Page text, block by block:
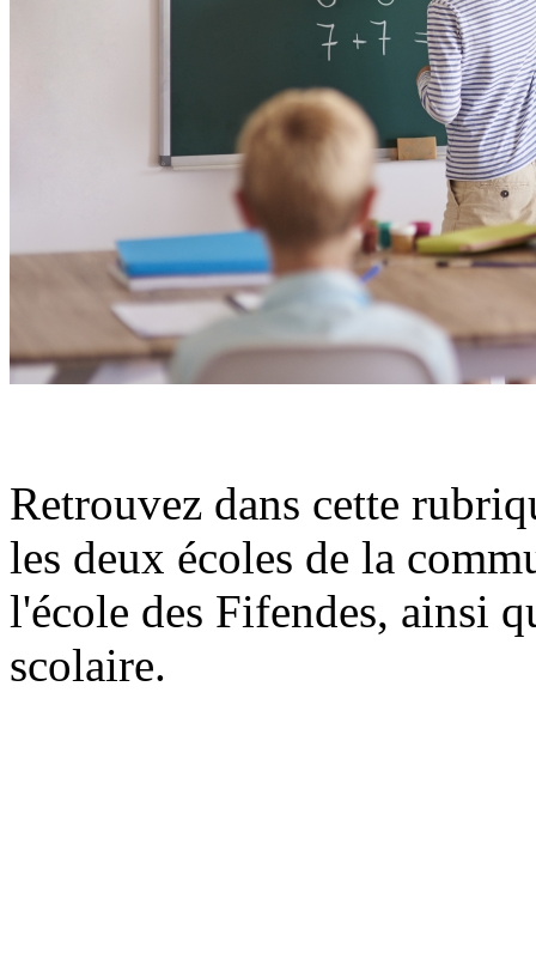
Retrouvez dans cette
les deux écoles de la
l'école des Fifendes, ainsi
scolaire.